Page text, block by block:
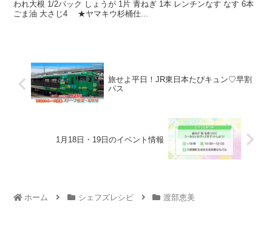
われ大根 1/2パック しょうが 1片 青ねぎ 1本 レンチンなす なす 6本
ごま油 大さじ4 ★ヤマキウ杉桶仕...
旅せよ平日！JR東日本たびキュン♡早割
パス
1月18日・19日のイベント情報
ホーム シェフズレシピ 渡部恵美